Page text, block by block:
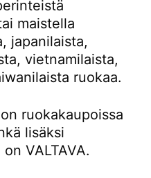
maistella
japanilaista,
vietnamilaista,
ruokaa.
ruokakaupoissa
lisäksi
VALTAVA.